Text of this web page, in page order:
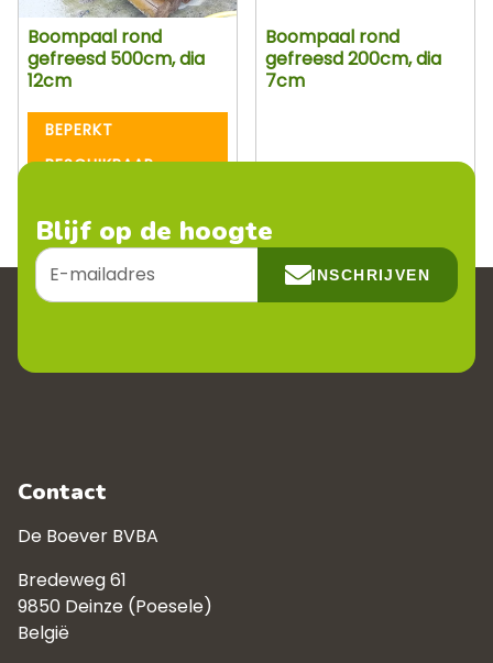
Boompaal rond
gefreesd 500cm, dia
12cm
BEPERKT
BESCHIKBAAR
Boompaal rond
gefreesd 200cm, dia
7cm
Blijf op de hoogte
E-
mailadres
INSCHRIJVEN
Contact
De Boever BVBA
Bredeweg 61
9850 Deinze (Poesele)
België